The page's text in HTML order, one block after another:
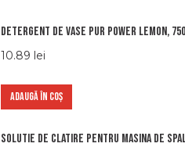
Detergent de vase Pur Power Lemon,
10.89 lei
ADAUGĂ ÎN COȘ
Solutie de clatire pentru masina de